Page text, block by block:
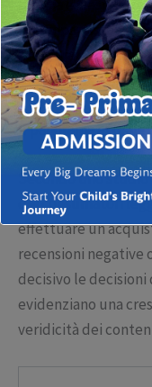
fiducia e
accompagnata da
proliferazione di
fonti autorevoli.
Il panorama
Secondo uno
dei consumatori
effettuare un
recensioni negative
decisivo le
evidenziano una
veridicità dei